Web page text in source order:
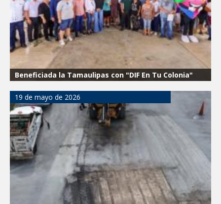
Beneficiada la Tamaulipas con "DIF En Tu Colonia"
19 de mayo de 2026